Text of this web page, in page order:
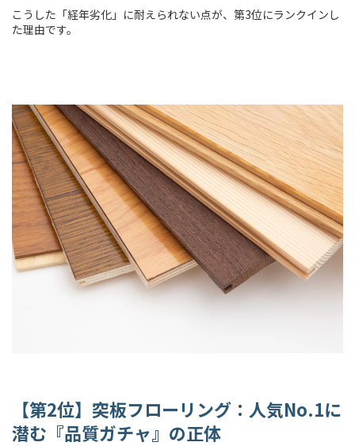
こうした「経年劣化」に耐えられない点が、第3位にランクインし
た理由です。
【第2位】突板フローリング：人気No.1に
潜む『品質ガチャ』の正体